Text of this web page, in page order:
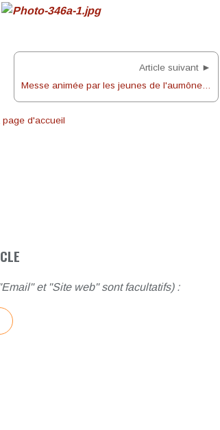
Article suivant ►
Messe animée par les jeunes de l'aumônerie et accueil de 2 nouvelles servantes d'autel
d'accueil
et "Site web" sont facultatifs) :